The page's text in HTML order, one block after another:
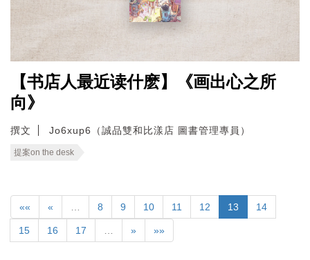
【书店人最近读什麽】《画出心之所
向》
撰文 Jo6xup6（誠品雙和比漾店 圖書管理專員）
提案on the desk
«« « 8 9 10 11 12 13 14
15 16 17 » »»